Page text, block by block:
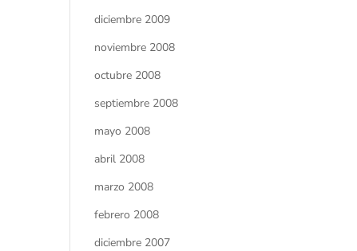
diciembre 2009
noviembre 2008
octubre 2008
septiembre 2008
mayo 2008
abril 2008
marzo 2008
febrero 2008
diciembre 2007